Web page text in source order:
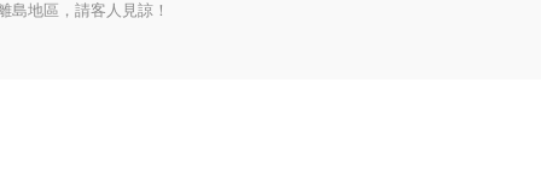
地區，請客人見諒！